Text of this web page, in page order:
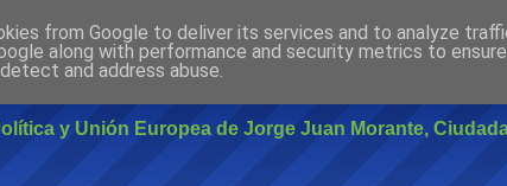
Morante
y Unión Europea de Jorge Juan Morante,
from Google to deliver its services and to analyze
along with performance and security metrics to
and address abuse.